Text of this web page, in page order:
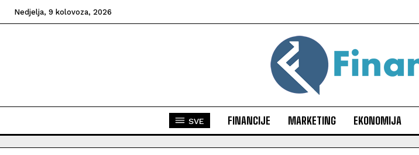
Nedjelja, 9 kolovoza, 2026
SVE FINANCIJE MARKETING EKONOMIJA